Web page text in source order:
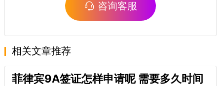
咨询客服
相关文章推荐
菲律宾9A签证怎样申请呢 需要多久时间